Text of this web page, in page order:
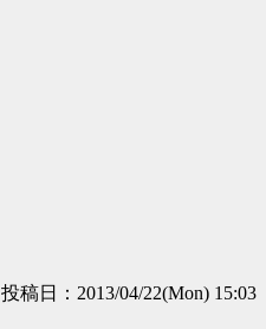
投稿日：2013/04/22(Mon) 15:03